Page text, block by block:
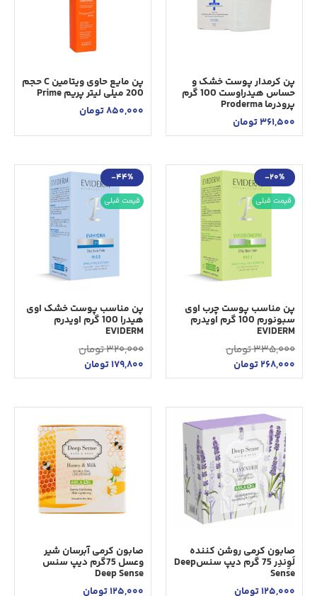
پن کرمدار پوست خشک و
حساس هیدراوست 100 گرم
پرودرما Proderma
361,500تومان
پن مایع حاوی ویتامین C حجم
200 میلی لیتر پریم Prime
850,000تومان
قیمت قبلی
-20%
پن مناسب پوست چرب اوی
سبونورم 100 گرم اویدرم
EVIDERM
335,000تومان
268,000تومان
قیمت قبلی
-44%
پن مناسب پوست خشک اوی
هیدرا 100 گرم اویدرم
EVIDERM
320,000تومان
179,800تومان
صابون کرمی روشن کننده
لَوِندِر 75 گرم دیپ سنسDeep
Sense
125,000تومان
صابون کرمی آبرسان شیر
وعسل 75گرم دیپ سنس
Deep Sense
125,000تومان